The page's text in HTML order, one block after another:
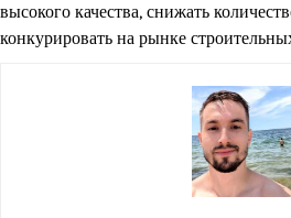
высокого качества, снижать
конкурировать на рынке